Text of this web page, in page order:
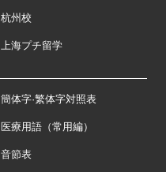
杭州校
上海プチ留学
簡体字·繁体字対照表
医療用語（常用編）
音節表